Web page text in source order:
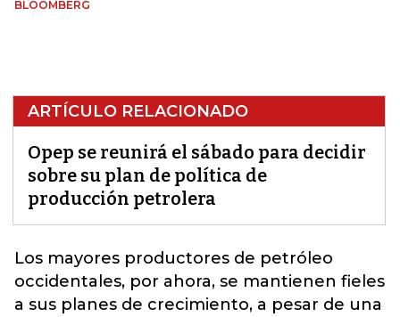
BLOOMBERG
ARTÍCULO RELACIONADO
Opep se reunirá el sábado para decidir
sobre su plan de política de
producción petrolera
Los mayores productores de petróleo
occidentales, por ahora, se mantienen fieles
a sus planes de crecimiento, a pesar de una